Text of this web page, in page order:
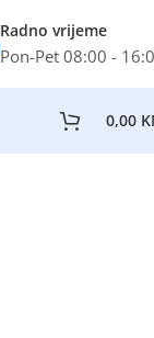
Radno vrijeme
Pon-Pet 08:00 -
0,00